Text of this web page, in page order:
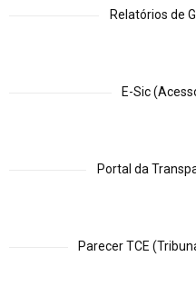
Relatórios de
E-Sic
Portal da
Parecer TCE